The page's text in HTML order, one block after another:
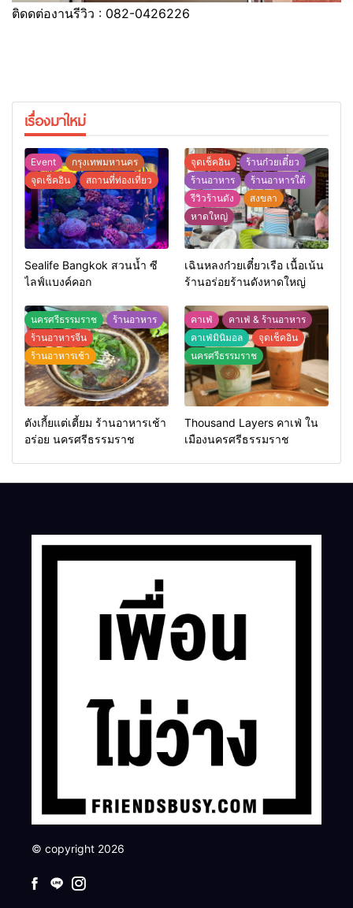
ติดดต่องานรีวิว : 082-0426226
เรื่องมาใหม่
Event
กรุงเทพมหานคร
จุดเช็คอิน
สถานที่ท่องเที่ยว
Sealife Bangkok สวนน้ำ ซี
ไลฟ์แบงค์คอก
จุดเช็คอิน
ร้านก๋วยเตี๋ยว
ร้านอาหาร
ร้านอาหารใต้
รีวิวร้านดัง
สงขลา
หาดใหญ่
เฉินหลงก๋วยเตี๋ยวเรือ เนื้อเน้น
ร้านอร่อยร้านดังหาดใหญ่
นครศรีธรรมราช
ร้านอาหาร
ร้านอาหารจีน
ร้านอาหารเช้า
ตังเกี้ยแต่เตี้ยม ร้านอาหารเช้า
อร่อย นครศรีธรรมราช
คาเฟ่
คาเฟ่ & ร้านอาหาร
คาเฟ่มินิมอล
จุดเช็คอิน
นครศรีธรรมราช
Thousand Layers คาเฟ่ ใน
เมืองนครศรีธรรมราช
© copyright 2026